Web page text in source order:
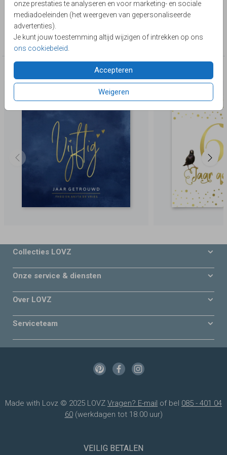
onze prestaties te analyseren en voor marketing- en sociale
mediadoeleinden (het weergeven van gepersonaliseerde
advertenties).
Je kunt jouw toestemming altijd wijzigen of intrekken op ons
ons cookiebeleid
Accepteren
Weigeren
Lievez
Collectie
Foliedruk zelf maken
Deze producten zijn wellicht ook iets voor je
Collecties LOVZ
Onze service & diensten
Over LOVZ
Serviceteam
Made with Lovz © 2025 LOVZ Vragen? E-mail of bel 085 - 401 04
60(werkdagen tot 18.00 uur)
VEILIG BETALEN